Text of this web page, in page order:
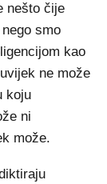
nešto čije
smo
kao
ne može
koju
ni
može.